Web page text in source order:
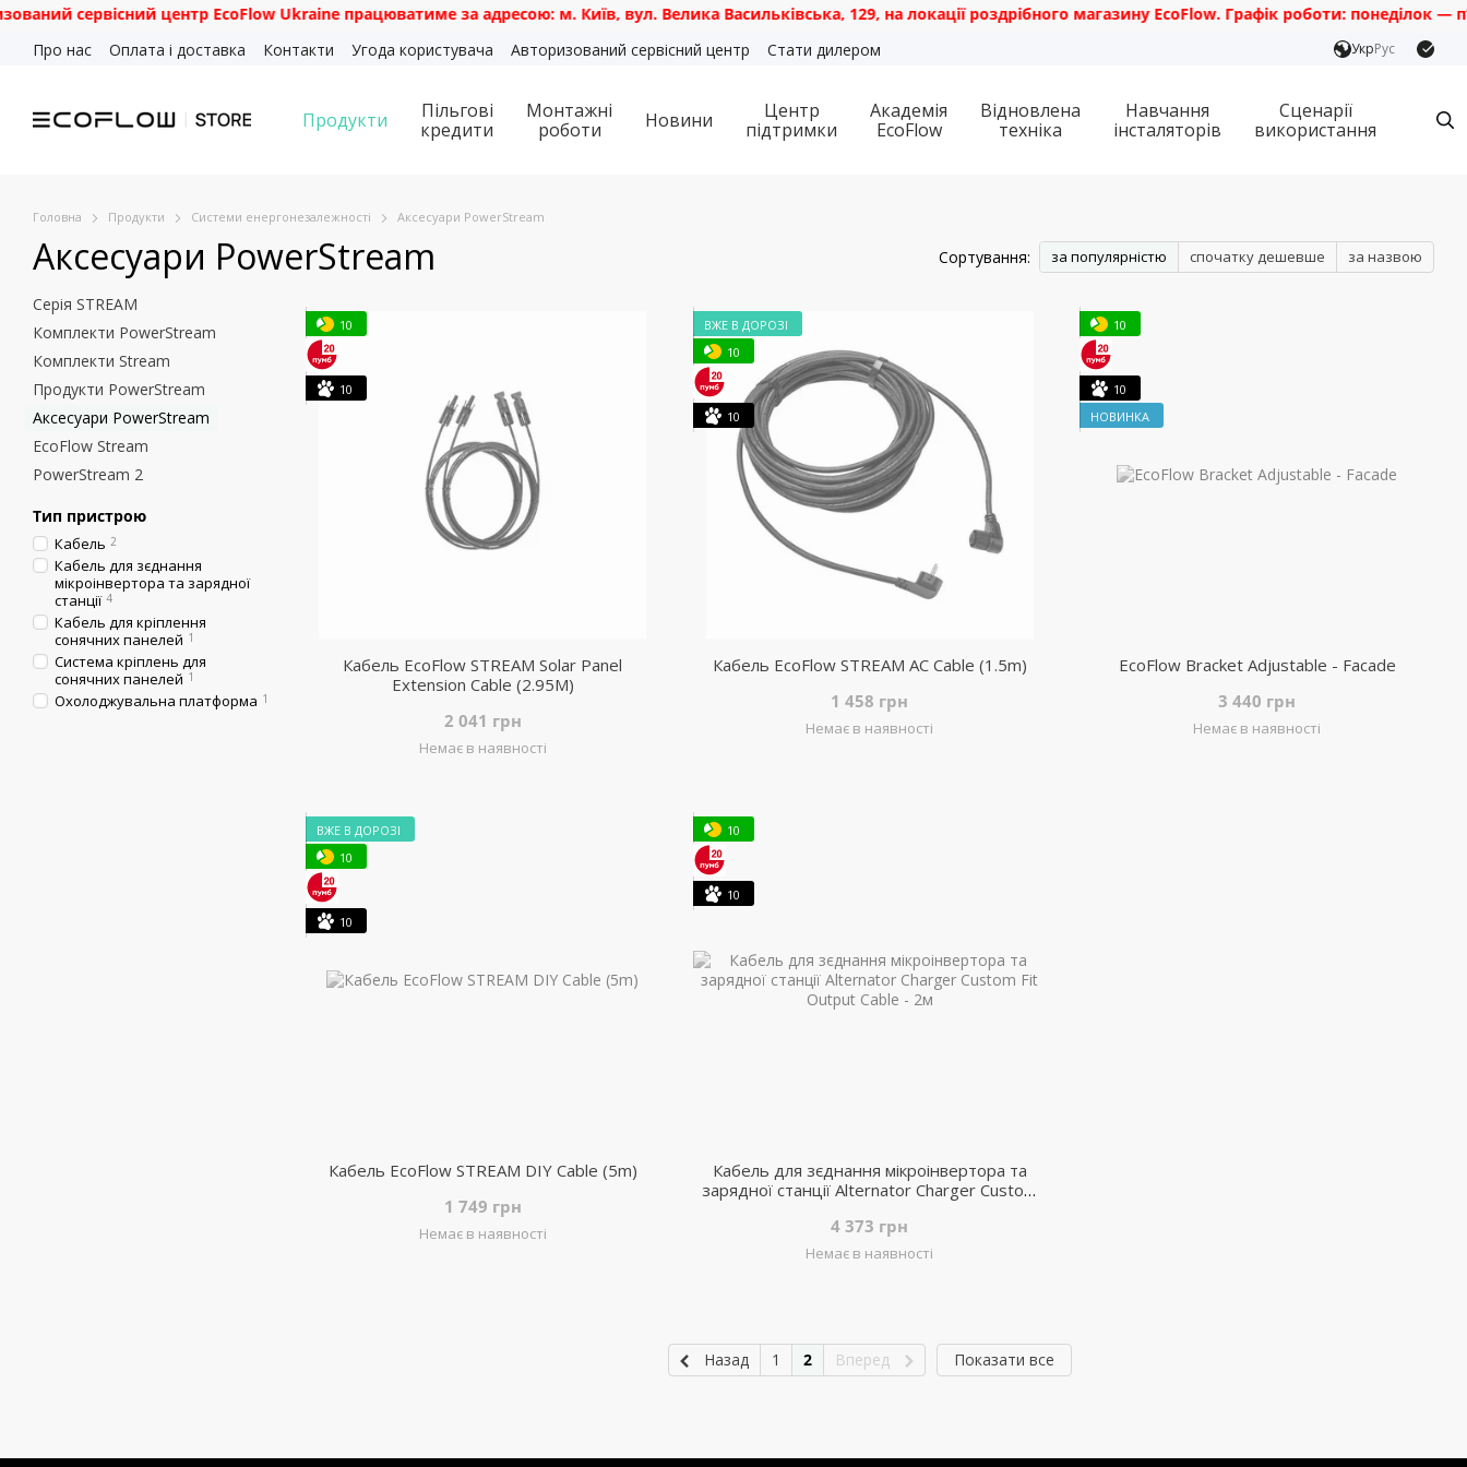
Перейти до основного контенту
сервісний центр EcoFlow Ukraine працюватиме за адресою: м. Київ, вул. Велика Васильківська, 129, на локації роздрібного магазину EcoFlow. Графік роботи: понеділок —
Про нас
Оплата і доставка Контакти Угода користувача Авторизований сервісний центр Стати дилером УкрРус
Продукти
Пільгові
кредити
Монтажні
роботи
Новини
Центр
підтримки
Академія
EcoFlow
Відновлена
техніка
Навчання
інсталяторів
Сценарії
використання
Головна Продукти Системи енергонезалежності Аксесуари PowerStream
Аксесуари PowerStream Сортування: за популярністю спочатку дешевше за назвою
10
10
Кабель EcoFlow STREAM Solar Panel
Extension Cable (2.95M)
2 041 грн
Немає в наявності
ВЖЕ В ДОРОЗІ
10
10
Кабель EcoFlow STREAM AC Cable (1.5m)
1 458 грн
Немає в наявності
10
10
НОВИНКА
EcoFlow Bracket Adjustable - Facade
3 440 грн
Немає в наявності
ВЖЕ В ДОРОЗІ
10
10
Кабель EcoFlow STREAM DIY Cable (5m)
1 749 грн
Немає в наявності
10
10
Кабель для зєднання мікроінвертора та
зарядної станції Alternator Charger Custom
4 373 грн
Немає в наявності
Назад 1 2 Вперед Показати все
Серія STREAM
Комплекти PowerStream
Комплекти Stream
Продукти PowerStream
Аксесуари PowerStream
EcoFlow Stream
PowerStream 2
Тип пристрою
Кабель 2
Кабель для зєднання
мікроінвертора та зарядної
станції 4
Кабель для кріплення
сонячних панелей 1
Система кріплень для
сонячних панелей 1
Охолоджувальна платформа 1